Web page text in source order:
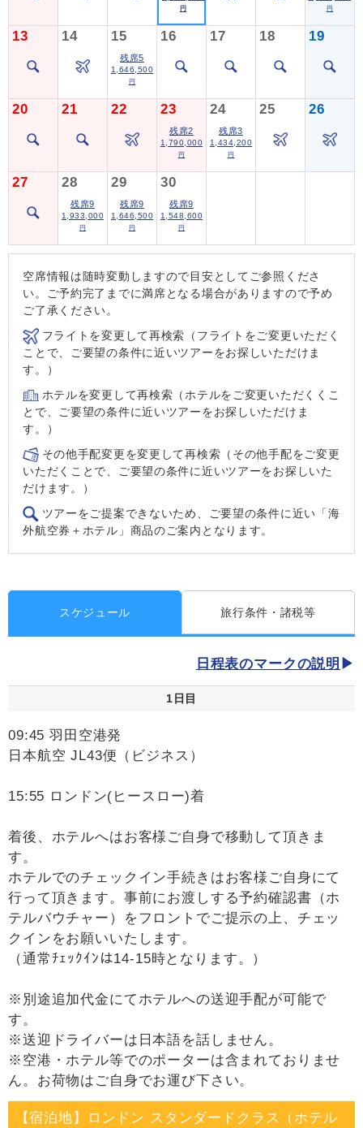
円 円
13 14 15
残席5
1,646,500
円
16 17 18 19
20 21 22 23
残席2
1,790,000
円
24
残席3
1,434,200
円
25 26
27 28
残席9
1,933,000
円
29
残席9
1,646,500
円
30
残席9
1,548,600
円
空席情報は随時変動しますので目安としてご参照くださ
い。ご予約完了までに満席となる場合がありますので予め
ご了承ください。
フライトを変更して再検索（フライトをご変更いただく
ことで、ご要望の条件に近いツアーをお探しいただけま
す。）
ホテルを変更して再検索（ホテルをご変更いただくくこ
とで、ご要望の条件に近いツアーをお探しいただけま
す。）
その他手配変更を変更して再検索（その他手配をご変更
いただくことで、ご要望の条件に近いツアーをお探しいた
だけます。）
ツアーをご提案できないため、ご要望の条件に近い「海
外航空券＋ホテル」商品のご案内となります。
スケジュール 旅行条件・諸税等
日程表のマークの説明
1日目
09:45 羽田空港発
日本航空 JL43便（ビジネス）
15:55 ロンドン(ヒースロー)着
着後、ホテルへはお客様ご自身で移動して頂きま
す。
ホテルでのチェックイン手続きはお客様ご自身にて
行って頂きます。事前にお渡しする予約確認書（ホ
テルバウチャー）をフロントでご提示の上、チェッ
クインをお願いいたします。
（通常ﾁｪｯｸｲﾝは14-15時となります。）
※別途追加代金にてホテルへの送迎手配が可能で
す。
※送迎ドライバーは日本語を話しません。
※空港・ホテル等でのポーターは含まれておりませ
ん。お荷物はご自身でお運び下さい。
【宿泊地】ロンドン スタンダードクラス（ホテル